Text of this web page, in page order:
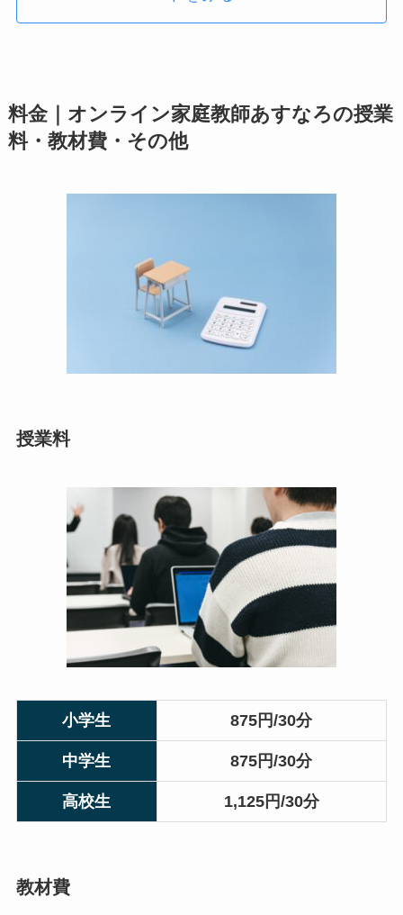
料金｜オンライン家庭教師あすなろの授業
料・教材費・その他
授業料
小学生 875円/30分
中学生 875円/30分
高校生 1,125円/30分
教材費